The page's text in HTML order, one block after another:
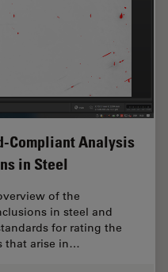
Compliant Analysis
in Steel
of the
in steel and
for rating the
that arise in…